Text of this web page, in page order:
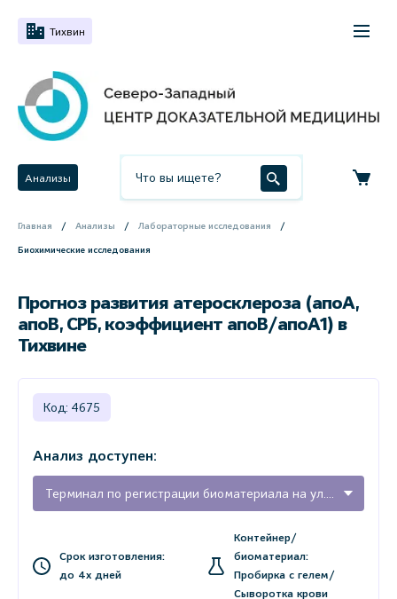
Тихвин
Анализы
Главная Анализы Лабораторные исследования
Биохимические исследования
Прогноз развития атеросклероза (апоА,
апоВ, СРБ, коэффициент апоВ/апоА1) в
Тихвине
Код: 4675
Анализ доступен:
Терминал по регистрации биоматериала на ул. Карла Маркса, 68 (г. Тихвин)
Срок изготовления:
до 4х дней
Контейнер/
биоматериал:
Пробирка с гелем/
Сыворотка крови